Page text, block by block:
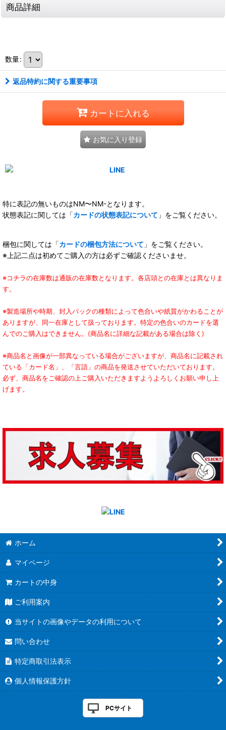
商品詳細
数量:
返品特約に関する重要事項
カートに入れる
お気に入り登録
特に表記の無いものはNM〜NM-となります。
状態表記に関しては「カードの状態表記について 」をご覧ください。
梱包に関しては「カードの梱包方法について 」をご覧ください。
※上記二点は初めてご購入の方は必ずご確認くださいませ。
※コチラの在庫数は通販の在庫数となります。各店頭との在庫とは異なりま
す。
※製造場所や時期、封入パックの種類によって色合いや紙質がかわることが
ありますが、同一在庫として扱っております。特定の色合いのカードを選
んでのご購入はできません。(商品名に詳細な記載がある場合は除く)
※商品名と画像が一部異なっている場合がございますが、商品名に記載され
ている「カード名」、「言語」の商品を発送させていただいております。
必ず、商品名をご確認の上ご購入いただきますようよろしくお願い申し上
げます。
ホーム
マイページ
カートの中身
ご利用案内
当サイトの画像やデータの利用について
問い合わせ
特定商取引法表示
個人情報保護方針
PCサイト